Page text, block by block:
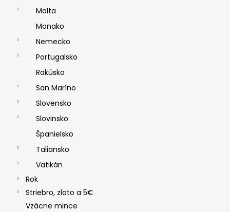
Malta
Monako
Nemecko
Portugalsko
Rakúsko
San Maríno
Slovensko
Slovinsko
Španielsko
Taliansko
Vatikán
Rok
Striebro, zlato a 5€
Vzácne mince